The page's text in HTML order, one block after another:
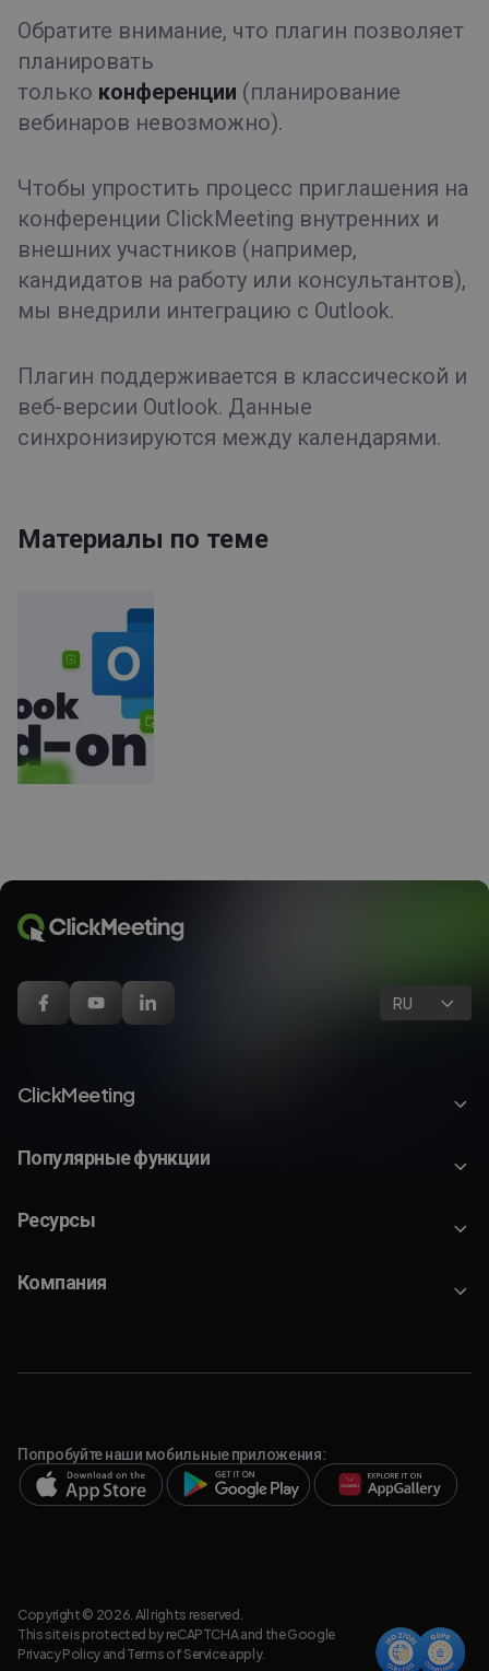
Обратите внимание, что плагин позволяет
планировать
только конференции (планирование
вебинаров невозможно).
Чтобы упростить процесс приглашения на
конференции ClickMeeting внутренних и
внешних участников (например,
кандидатов на работу или консультантов),
мы внедрили интеграцию с Outlook.
Плагин поддерживается в классической и
веб-версии Outlook. Данные
синхронизируются между календарями.
Материалы по теме
RU
ClickMeeting
Популярные функции
Ресурсы
Компания
Попробуйте наши мобильные приложения:
Copyright © 2026. All rights reserved.
This site is protected by reCAPTCHA and the Google
Privacy Policyand Terms of Serviceapply.